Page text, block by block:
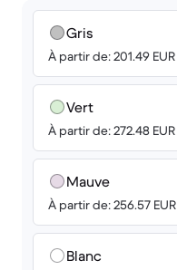
Gris
À partir de: 201.49 EUR
Vert
À partir de: 272.48 EUR
Mauve
À partir de: 256.57 EUR
Blanc